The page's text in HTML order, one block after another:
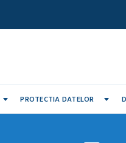
PROTECTIA DATELOR